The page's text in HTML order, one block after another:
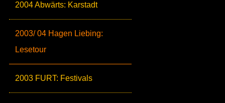
2004 Abwärts: Karstadt
2003/ 04 Hagen Liebing:
Lesetour
2003 FURT: Festivals